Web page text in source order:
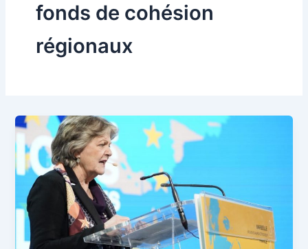
fonds de cohésion
régionaux